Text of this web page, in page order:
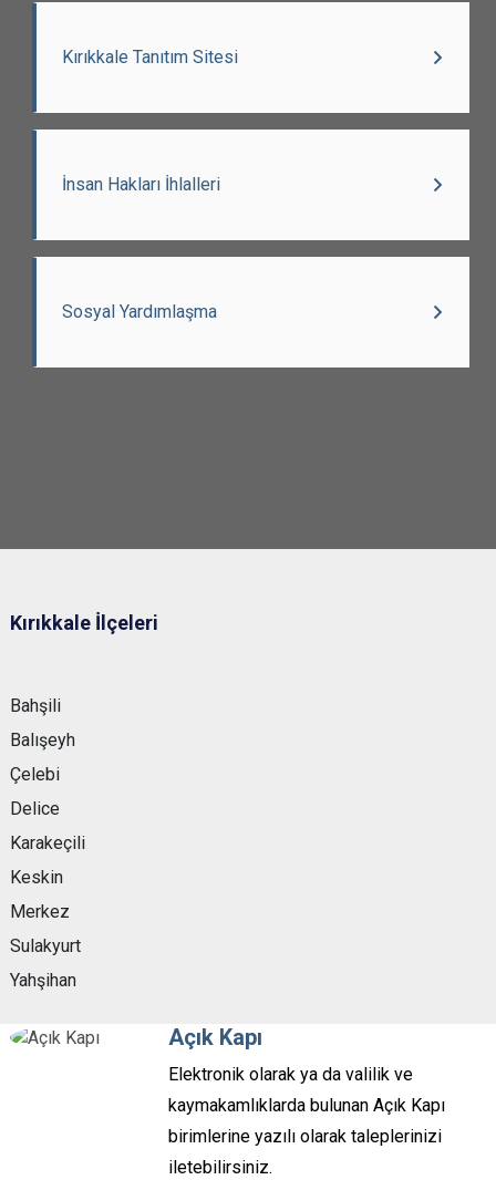
Kırıkkale Tanıtım Sitesi
İnsan Hakları İhlalleri
Sosyal Yardımlaşma
Kırıkkale İlçeleri
Bahşili
Balışeyh
Çelebi
Delice
Karakeçili
Keskin
Merkez
Sulakyurt
Yahşihan
Açık Kapı
Elektronik olarak ya da valilik ve
kaymakamlıklarda bulunan Açık Kapı
birimlerine yazılı olarak taleplerinizi
iletebilirsiniz.